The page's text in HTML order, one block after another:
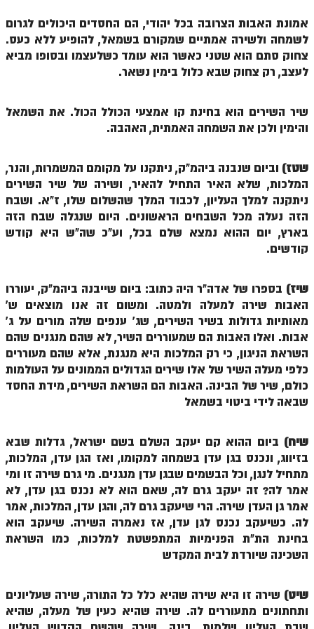
ספר הזוהר – שמות
הזוהר הקדוש שמות מתחילים
הזוהר הקדוש שמות מתקדמים
הזוהר הקדוש וארא מתקדמים
הזוהר הקדוש בא מתקדמים
הזוהר הקדוש בשלח מתחילים
הזוהר הקדוש בשלח מתקדמים
הזוהר הקדוש יתרו מתקדמים
משפטים מתחילים
הזוהר הקדוש משפטים מתקדמים
הזוהר הקדוש תרומה השקפה
הזוהר הקדוש תרומה מתקדמים
הזוהר הקדוש תצווה השקפה
הזוהר הקדוש תצווה מתקדמים
ספר הזוהר הקדוש כי תשא השקפה
ספר הזוהר הקדוש כי תשא מתקדמים
ספר הזוהר הקדוש ויקהל השקפה
ספר הזוהר הקדוש פיקודי מתחילים
ספר הזוהר הקדוש פיקודי מתקדמים
אמונת האבות הצרובה בכל יהודי, הם החסדים היכולים לגרום
לשמחה ולשירה אמתיים שמקורם בשמאל, להופיע ללא כעס.
צחוק סתם הוא שטני כאשר הוא עומד כשלעצמו ובסופו מביא
לעצב, רק צחוק שבא כלול בימין נשאר.
שיר השירים הוא בחינת קו אמצעי הכולל הכול. את השמאל
והימין ולכן את השמחה האמתית, האהבה.
שטז) וביום שנבנה ביהמ"ק, ניתקנו על מקומם המשמרות, והנר,
המלכות, שלא האיר התחיל להאיר, ושירה של שיר השירים
ניתקנה למלך העליון, לכבוד המלך שהשלום שלו, ז"א. ושבח
הזה נעלה מכל השבחים הראשונים. היום שנגלה שבח הזה
בארץ, יום ההוא נמצא שלם בכל, וע"כ שה"ש היא קודש
קודשים.
שיז) בספרו של אדה"ר היה כתוב: ביום שייבנה ביהמ"ק, יעוררו
האבות שירה למעלה ולמטה. ומשום זה אנו מוצאים ש'
מאותיות גדולות בשיר השירים, שג' ענפים שלה מורים על ג'
אבות. ואלו האבות הם שמעוררים השיר, לא שהם מנגנים שהם
השראת הניגון, כי רק המלכות היא מנגנת, אלא שהם מעוררים
כלפי מעלה השיר של אלו שירים הגדולים הממונים על העולמות
כולם, שיר של הבינה. האבות הם השראת השירים, מידת החסד
שבאה לידי ביטוי בשמאל
שיח) ביום ההוא קם יעקב השלם בשם ישראל, גדלות שבא
בזיווג, ונכנס בגן עדן בשמחה למקומו, ואז הגן עדן, המלכות,
מתחיל לנגן, וכל הבשמים שבגן עדן מנגנים. מי גרם שירה זו ומי
אמר לה? זה יעקב גרם לה, שאם הוא לא נכנס בגן עדן, לא
אמר גן העדן שירה. הרי שיעקב גרם לה, והגן עדן, המלכות, אמר
לה. כשיעקב נכנס לגן עדן, אז נאמרה השירה. שיעקב הוא
בחינת הת"ת הפנימיות המתפשטת למלכות, כמו השראת
השכינה שיורדת לבית המקדש
שיט) שירה זו היא שירה שהיא כלל כל התורה, שירה שעליונים
ותחתונים מתעוררים לה. שירה שהיא כעין של מעלה, שהיא